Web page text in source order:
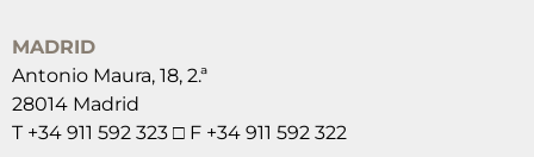
MADRID
Antonio Maura, 18, 2.ª
28014 Madrid
T +34 911 592 323 □ F +34 911 592 322